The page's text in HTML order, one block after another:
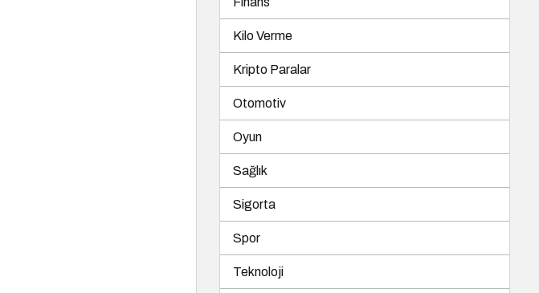
Kilo Verme
Kripto Paralar
Otomotiv
Oyun
Sağlık
Sigorta
Spor
Teknoloji